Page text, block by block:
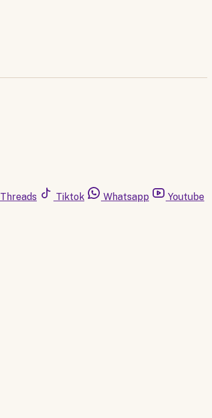
Threads Tiktok Whatsapp Youtube